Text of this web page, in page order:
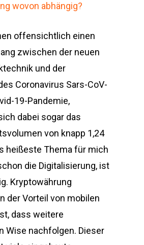
wovon abhängig?
offensichtlich einen
zwischen der neuen
und der
Coronavirus Sars-CoV-
19-Pandemie,
dabei sogar das
von knapp 1,24
heißeste Thema für mich
die Digitalisierung, ist
Kryptowährung
der Vorteil von mobilen
dass weitere
Wise nachfolgen. Dieser